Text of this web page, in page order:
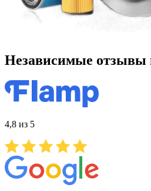
Независимые отзывы
4,8 из 5